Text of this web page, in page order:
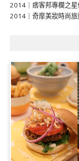
2014｜痞客邦專欄之
2014｜奇摩美妝時尚旅